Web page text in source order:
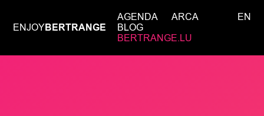
ENJOYBERTRANGE
AGENDA
ARCA
BLOG
BERTRANGE.LU
EN